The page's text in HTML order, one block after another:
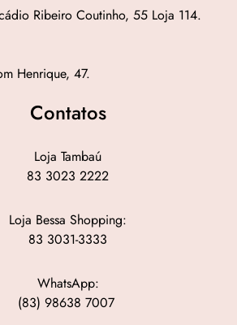
Ribeiro Coutinho, 55 Loja 114.
Henrique, 47.
Contatos
Loja Tambaú
83 3023 2222
Loja Bessa Shopping:
83 3031-3333
WhatsApp:
(83) 98638 7007